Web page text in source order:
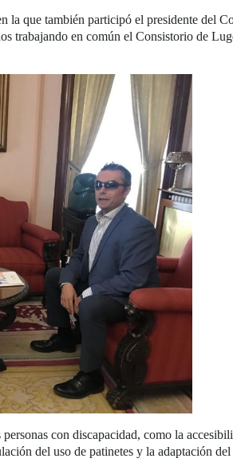
la que también participó el presidente del
trabajando en común el Consistorio de
con discapacidad, como la
del uso de patinetes y la adaptación